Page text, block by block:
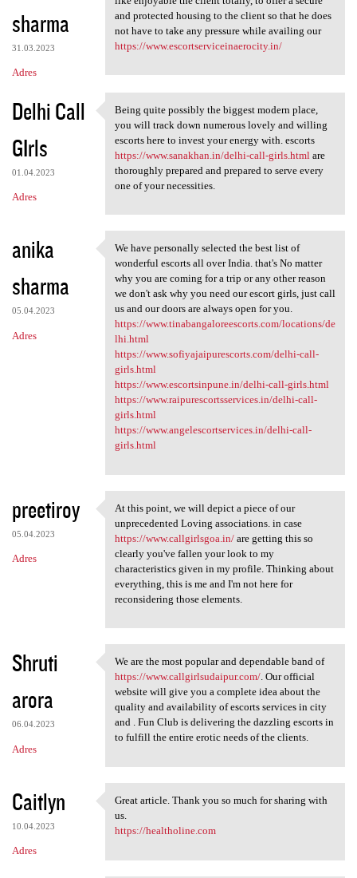
sharma
31.03.2023
Adres
and protected housing to the client so that he does
not have to take any pressure while availing our
https://www.escortserviceinaerocity.in/
Delhi Call
GIrls
01.04.2023
Adres
Being quite possibly the
Being quite possibly the biggest modern place,
you will track down numerous lovely and willing
escorts here to invest your energy with. escorts
https://www.sanakhan.in/delhi-call-girls.html are
thoroughly prepared and prepared to serve every
one of your necessities.
anika
sharma
05.04.2023
Adres
We have personally selected
We have personally selected the best list of
wonderful escorts all over India. that's No matter
why you are coming for a trip or any other reason
we don't ask why you need our escort girls, just call
us and our doors are always open for you.
https://www.tinabangaloreescorts.com/locations/de
lhi.html
https://www.sofiyajaipurescorts.com/delhi-call-
girls.html
https://www.escortsinpune.in/delhi-call-girls.html
https://www.raipurescortsservices.in/delhi-call-
girls.html
https://www.angelescortservices.in/delhi-call-
girls.html
preetiroy
05.04.2023
Adres
At this point, we will depict
At this point, we will depict a piece of our
unprecedented Loving associations. in case
https://www.callgirlsgoa.in/are getting this so
clearly you've fallen your look to my
characteristics given in my profile. Thinking about
everything, this is me and I'm not here for
reconsidering those elements.
Shruti
arora
06.04.2023
Adres
We are the most popular and
We are the most popular and dependable band of
https://www.callgirlsudaipur.com/. Our official
website will give you a complete idea about the
quality and availability of escorts services in city
and . Fun Club is delivering the dazzling escorts in
to fulfill the entire erotic needs of the clients.
Caitlyn
10.04.2023
Adres
Great article. Thank you so
Great article. Thank you so much for sharing with
us.
https://healtholine.com